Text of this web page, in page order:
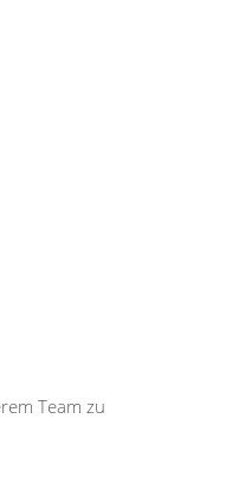
Team zu